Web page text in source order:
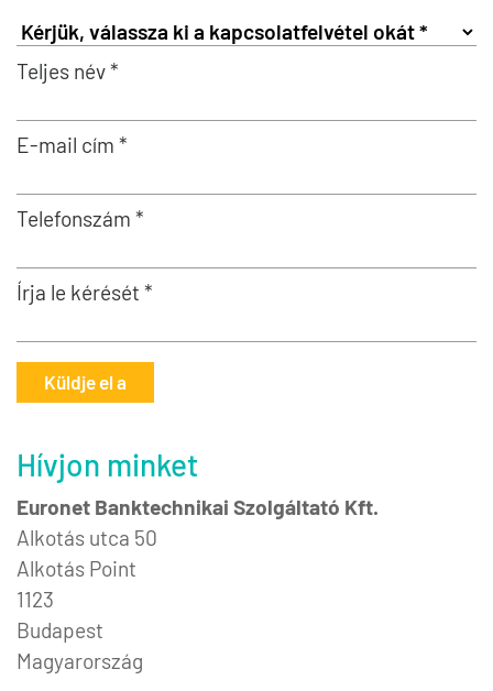
Teljes név *
E-mail cím *
Telefonszám *
Írja le kérését *
Küldje el a
Hívjon minket
Euronet Banktechnikai Szolgáltató Kft.
Alkotás utca 50
Alkotás Point
1123
Budapest
Magyarország